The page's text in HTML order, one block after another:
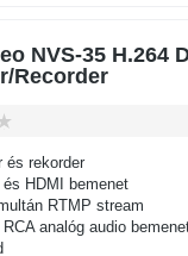
NVS-35 H.264
Recorder
és rekorder
HDMI bemenet
RTMP stream
analóg audio